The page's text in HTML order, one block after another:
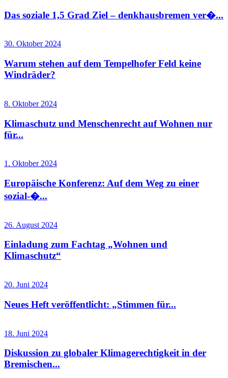
Das soziale 1,5 Grad Ziel – denkhausbremen ver�...
30. Oktober 2024
Warum stehen auf dem Tempelhofer Feld keine
Windräder?
8. Oktober 2024
Klimaschutz und Menschenrecht auf Wohnen nur
für...
1. Oktober 2024
Europäische Konferenz: Auf dem Weg zu einer
sozial-�...
26. August 2024
Einladung zum Fachtag „Wohnen und
Klimaschutz“
20. Juni 2024
Neues Heft veröffentlicht: „Stimmen für...
18. Juni 2024
Diskussion zu globaler Klimagerechtigkeit in der
Bremischen...